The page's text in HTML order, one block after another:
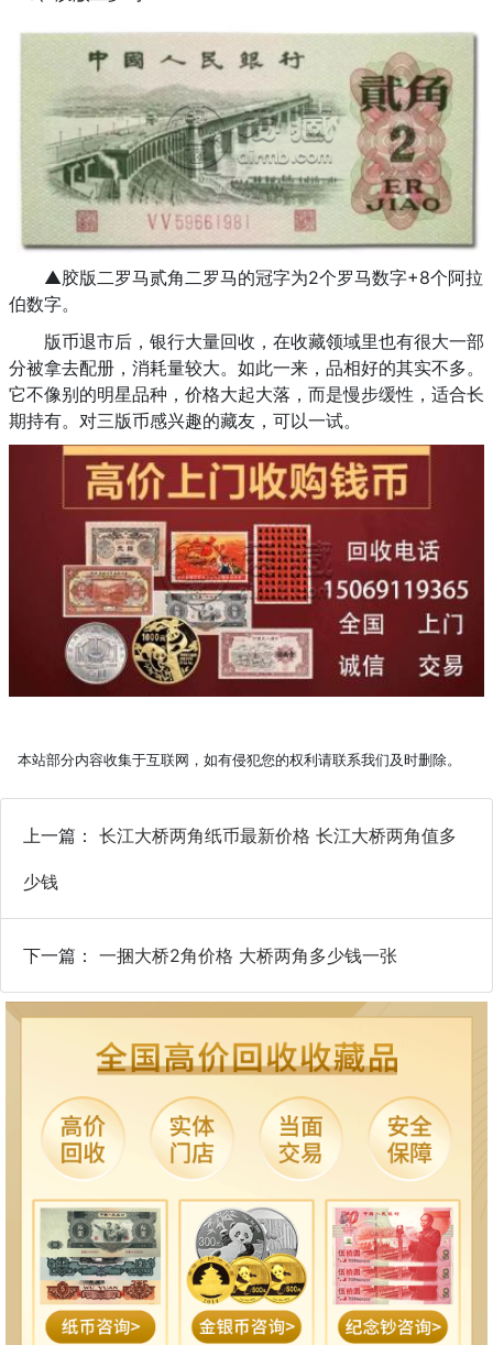
▲胶版二罗马贰角二罗马的冠字为2个罗马数字+8个阿拉
伯数字。
版币退市后，银行大量回收，在收藏领域里也有很大一部
分被拿去配册，消耗量较大。如此一来，品相好的其实不多。
它不像别的明星品种，价格大起大落，而是慢步缓性，适合长
期持有。对三版币感兴趣的藏友，可以一试。
本站部分内容收集于互联网，如有侵犯您的权利请联系我们及时删除。
上一篇： 长江大桥两角纸币最新价格 长江大桥两角值多
少钱
下一篇： 一捆大桥2角价格 大桥两角多少钱一张